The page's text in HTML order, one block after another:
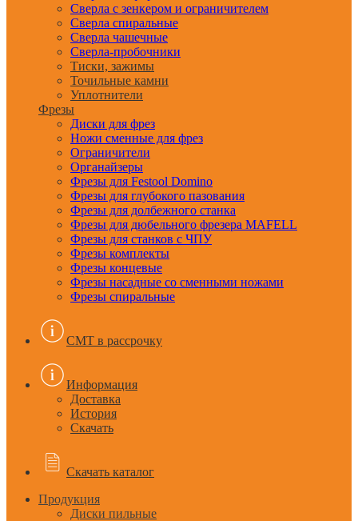
Сверла с зенкером и ограничителем
Сверла спиральные
Сверла чашечные
Сверла-пробочники
Тиски, зажимы
Точильные камни
Уплотнители
Фрезы
Диски для фрез
Ножи сменные для фрез
Ограничители
Органайзеры
Фрезы для Festool Domino
Фрезы для глубокого пазования
Фрезы для долбежного станка
Фрезы для дюбельного фрезера MAFELL
Фрезы для станков с ЧПУ
Фрезы комплекты
Фрезы концевые
Фрезы насадные со сменными ножами
Фрезы спиральные
CMT в рассрочку
Информация
Доставка
История
Скачать
Скачать каталог
Продукция
Диски пильные